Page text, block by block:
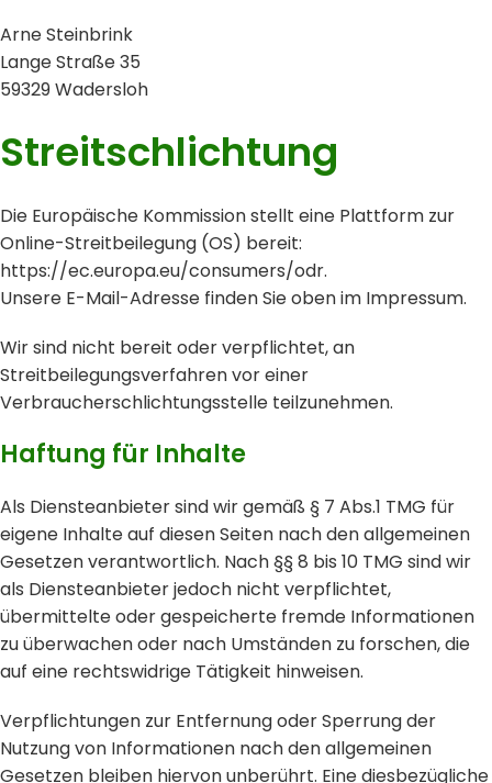
Arne Steinbrink
Lange Straße 35
59329 Wadersloh
Streitschlichtung
Die Europäische Kommission stellt eine Plattform zur
Online-Streitbeilegung (OS) bereit:
https://ec.europa.eu/consumers/odr.
Unsere E-Mail-Adresse finden Sie oben im Impressum.
Wir sind nicht bereit oder verpflichtet, an
Streitbeilegungsverfahren vor einer
Verbraucherschlichtungsstelle teilzunehmen.
Haftung für Inhalte
Als Diensteanbieter sind wir gemäß § 7 Abs.1 TMG für
eigene Inhalte auf diesen Seiten nach den allgemeinen
Gesetzen verantwortlich. Nach §§ 8 bis 10 TMG sind wir
als Diensteanbieter jedoch nicht verpflichtet,
übermittelte oder gespeicherte fremde Informationen
zu überwachen oder nach Umständen zu forschen, die
auf eine rechtswidrige Tätigkeit hinweisen.
Verpflichtungen zur Entfernung oder Sperrung der
Nutzung von Informationen nach den allgemeinen
Gesetzen bleiben hiervon unberührt. Eine diesbezügliche